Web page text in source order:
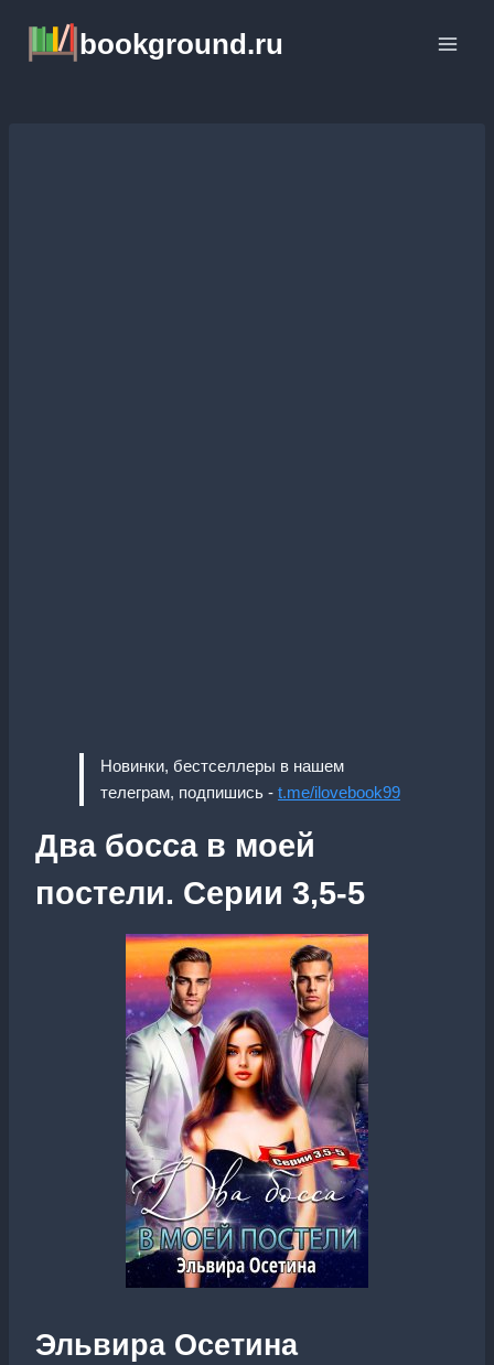
содержимому
bookground.ru
Новинки, бестселлеры в нашем
телеграм, подпишись - t.me/ilovebook99
Два босса в моей
постели. Серии 3,5-5
Эльвира Осетина